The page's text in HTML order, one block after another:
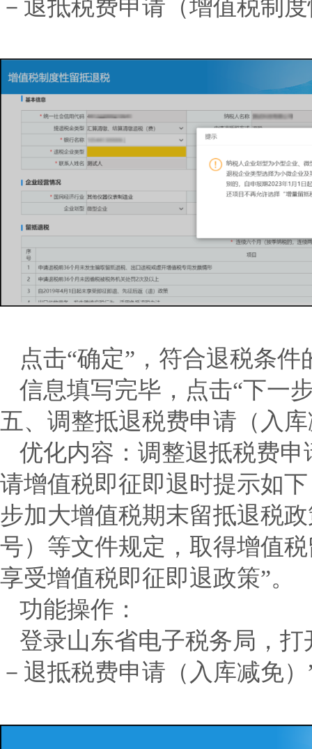
－退抵税费申请（增值税制
点击“确定”，符合退税条
信息填写完毕，点击“下一
五、调整抵退税费申请（入
优化内容： 调整退抵税费
请增值税即征即退时提示如
步加大增值税期末留抵退税
号）等文件规定，取得增值
享受增值税即征即退政策”。
功能操作：
登录山东省电子税务局，
－退抵税费申请（入库减免